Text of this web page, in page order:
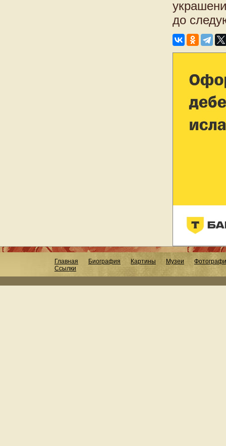
до
Главная Биография Картины Музеи
Ссылки